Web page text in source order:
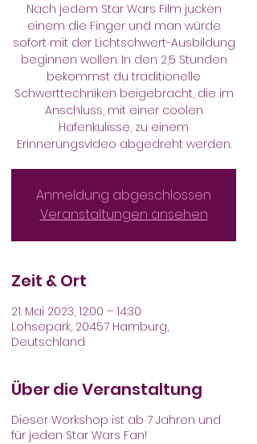
Nach jedem Star Wars Film jucken
einem die Finger und man würde
sofort mit der Lichtschwert-Ausbildung
beginnen wollen. In den 2,5 Stunden
bekommst du traditionelle
Schwerttechniken beigebracht, die im
Anschluss, mit einer coolen
Hafenkulisse, zu einem
Erinnerungsvideo abgedreht werden.
Anmeldung abgeschlossen
Veranstaltungen ansehen
Zeit & Ort
21. Mai 2023, 12:00 – 14:30
Lohsepark, 20457 Hamburg,
Deutschland
Über die Veranstaltung
Dieser Workshop ist ab 7 Jahren und
für jeden Star Wars Fan!